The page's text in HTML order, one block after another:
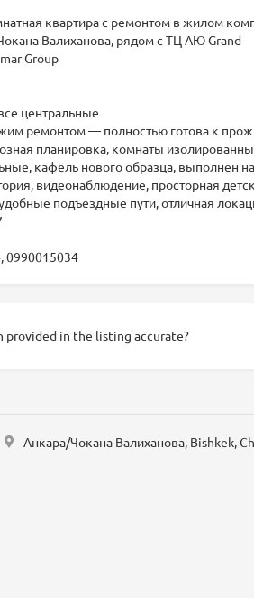
квартира с ремонтом в жилом
Валиханова, рядом с ТЦ АЮ Grand
Group
центральные
ремонтом — полностью готова к
планировка, комнаты
кафель нового образца, выполнен
видеонаблюдение, просторная
подъездные пути, отличная
0990015034
provided in the listing accurate?
Анкара/Чокана Валиханова, Bishkek,